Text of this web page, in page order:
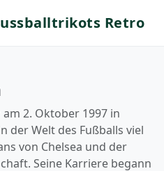
Retro
2. Oktober 1997 in
der Welt des Fußballs viel
von Chelsea und der
Seine Karriere begann